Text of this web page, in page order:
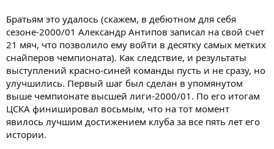
Братьям это удалось (скажем, в дебютном для себя
сезоне-2000/01 Александр Антипов записал на свой счет
21 мяч, что позволило ему войти в десятку самых метких
снайперов чемпионата). Как следствие, и результаты
выступлений красно-синей команды пусть и не сразу, но
улучшились. Первый шаг был сделан в упомянутом
выше чемпионате высшей лиги-2000/01. По его итогам
ЦСКА финишировал восьмым, что на тот момент
явилось лучшим достижением клуба за все пять лет его
истории.